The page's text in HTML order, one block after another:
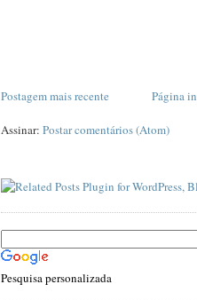
Postagem mais recente Página
Assinar: Postar comentários (Atom)
Pesquisa personalizada